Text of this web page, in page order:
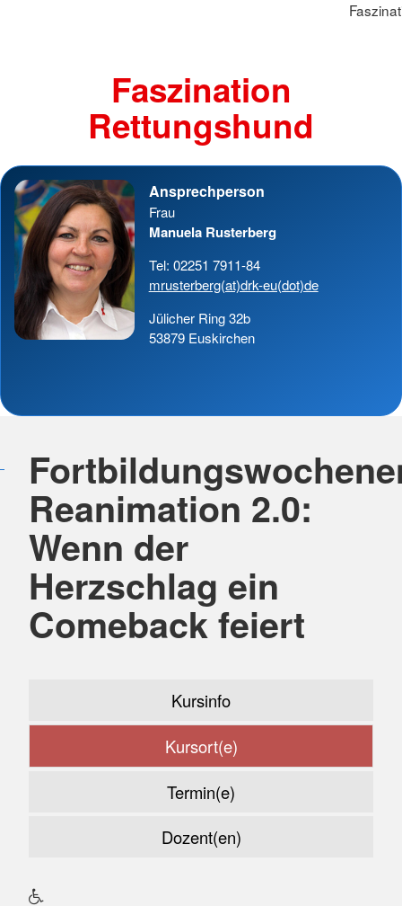
Faszination
Rettungshund
Ansprechperson
Frau
Manuela Rusterberg
Tel: 02251 7911-84
mrusterberg(at)drk-eu(dot)de
Jülicher Ring 32b
53879 Euskirchen
Reanimation 2.0:
Wenn der
Herzschlag ein
Comeback feiert
Kursinfo
Kursort(e)
Termin(e)
Dozent(en)